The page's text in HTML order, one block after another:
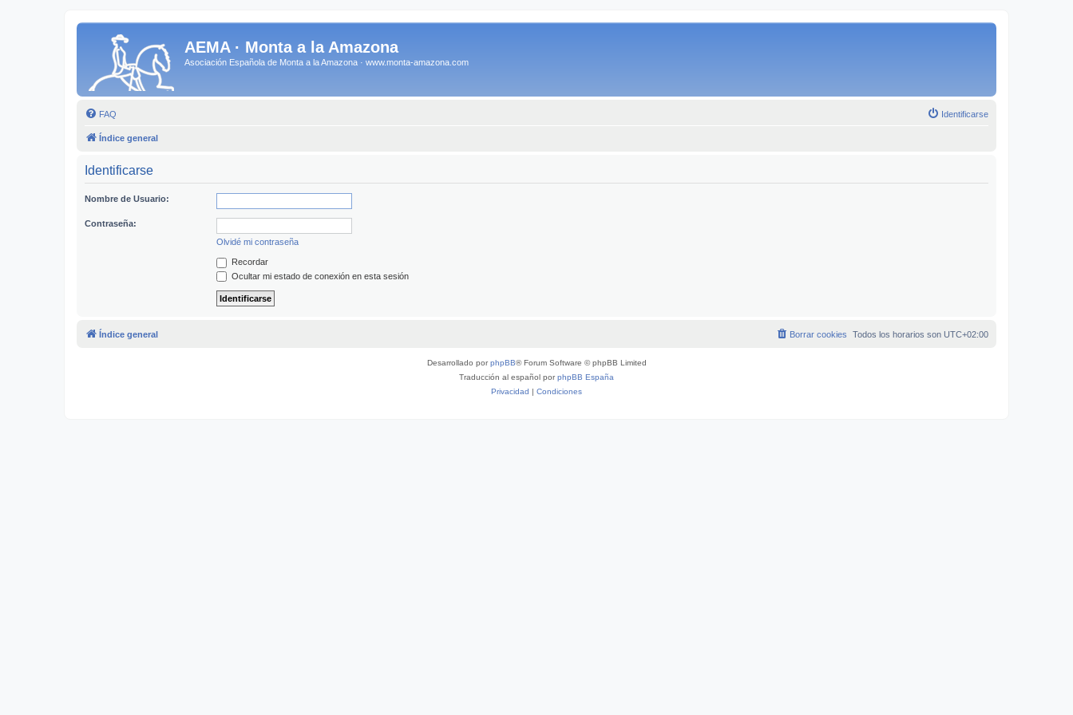
AEMA · Monta a la Amazona
Asociación Española de Monta a la Amazona · www.monta-amazona.com
FAQ Identificarse
Índice general
Identificarse
Nombre de Usuario:
Contraseña:
Olvidé mi contraseña
Recordar
Ocultar mi estado de conexión en esta sesión
Índice general Todos los horarios son UTC+02:00
Borrar cookies
Desarrollado porphpBB® Forum Software © phpBB Limited
Traducción al español porphpBB España
Privacidad | Condiciones